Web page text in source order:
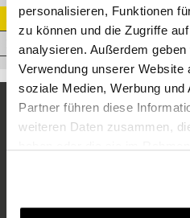
personalisieren, Funktionen
zu können und die Zugriffe
analysieren. Außerdem
Verwendung unserer Website
soziale Medien, Werbung
Partner führen diese
weiteren Daten zusammen,
Artikel Nr.
V.RAS20R3/4-ZN